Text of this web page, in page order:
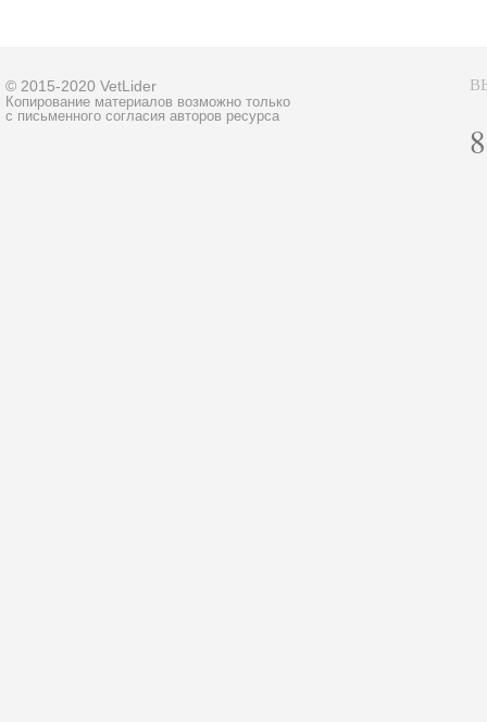
© 2015-2020 VetLider
Копирование материалов возможно только
с письменного согласия авторов ресурса